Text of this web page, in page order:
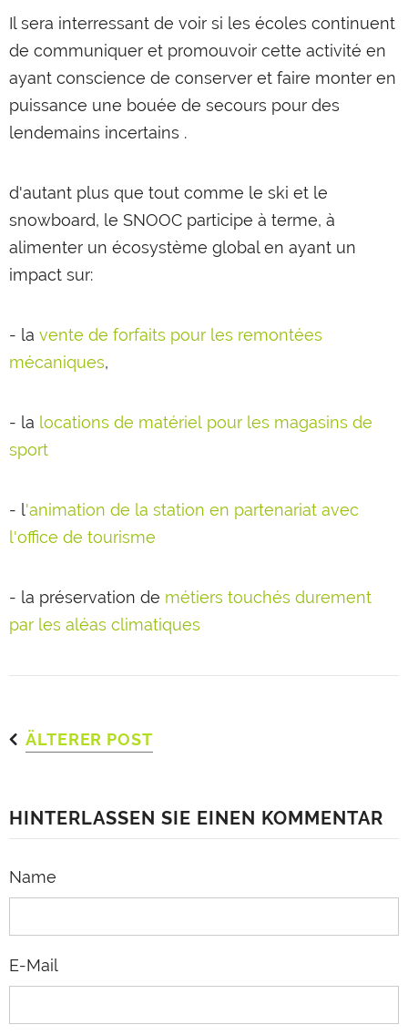
Il sera interressant de voir si les écoles continuent
de communiquer et promouvoir cette activité en
ayant conscience de conserver et faire monter en
puissance une bouée de secours pour des
lendemains incertains .
d'autant plus que tout comme le ski et le
snowboard, le SNOOC participe à terme, à
alimenter un écosystème global en ayant un
impact sur:
- la vente de forfaits pour les remontées
mécaniques,
- la locations de matériel pour les magasins de
sport
- l'animation de la station en partenariat avec
l'office de tourisme
- la préservation de métiers touchés durement
par les aléas climatiques
ÄLTERER POST
HINTERLASSEN SIE EINEN KOMMENTAR
Name
E-Mail